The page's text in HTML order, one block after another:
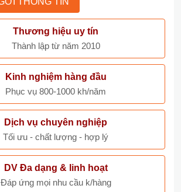
Thương hiệu uy tín
Thành lập từ năm 2010
Kinh nghiệm hàng đầu
Phục vụ 800-1000 kh/năm
Dịch vụ chuyên nghiệp
Tối ưu - chất lượng - hợp lý
DV Đa dạng & linh hoạt
Đáp ứng mọi nhu cầu k/hàng